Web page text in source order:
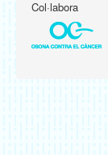
Col·labora